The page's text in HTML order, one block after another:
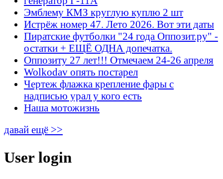
Эмблему КМЗ круглую куплю 2 шт
Истрёж номер 47. Лето 2026. Вот эти даты
Пиратские футболки "24 года Оппозит.ру" -
остатки + ЕЩЁ ОДНА допечатка.
Оппозиту 27 лет!!! Отмечаем 24-26 апреля
Wolkodav опять постарел
Чертеж флажка крепление фары с
надписью урал у кого есть
Наша мотожизнь
давай ещё >>
User login